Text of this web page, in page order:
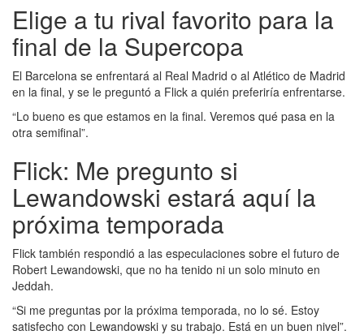
Elige a tu rival favorito para la
final de la Supercopa
El Barcelona se enfrentará al Real Madrid o al Atlético de Madrid
en la final, y se le preguntó a Flick a quién preferiría enfrentarse.
“Lo bueno es que estamos en la final. Veremos qué pasa en la
otra semifinal”.
Flick: Me pregunto si
Lewandowski estará aquí la
próxima temporada
Flick también respondió a las especulaciones sobre el futuro de
Robert Lewandowski, que no ha tenido ni un solo minuto en
Jeddah.
“Si me preguntas por la próxima temporada, no lo sé. Estoy
satisfecho con Lewandowski y su trabajo. Está en un buen nivel”.